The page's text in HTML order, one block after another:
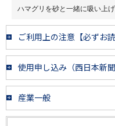
ハマグリを砂と一緒に吸い上
ご利用上の注意【必ずお
使用申し込み（西日本新聞
産業一般